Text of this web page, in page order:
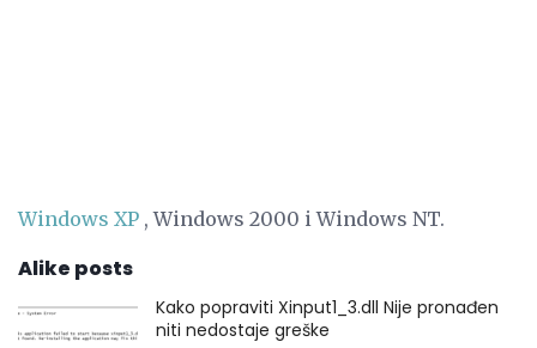
Windows XP , Windows 2000 i Windows NT.
Alike posts
Kako popraviti Xinput1_3.dll Nije pronađen
niti nedostaje greške